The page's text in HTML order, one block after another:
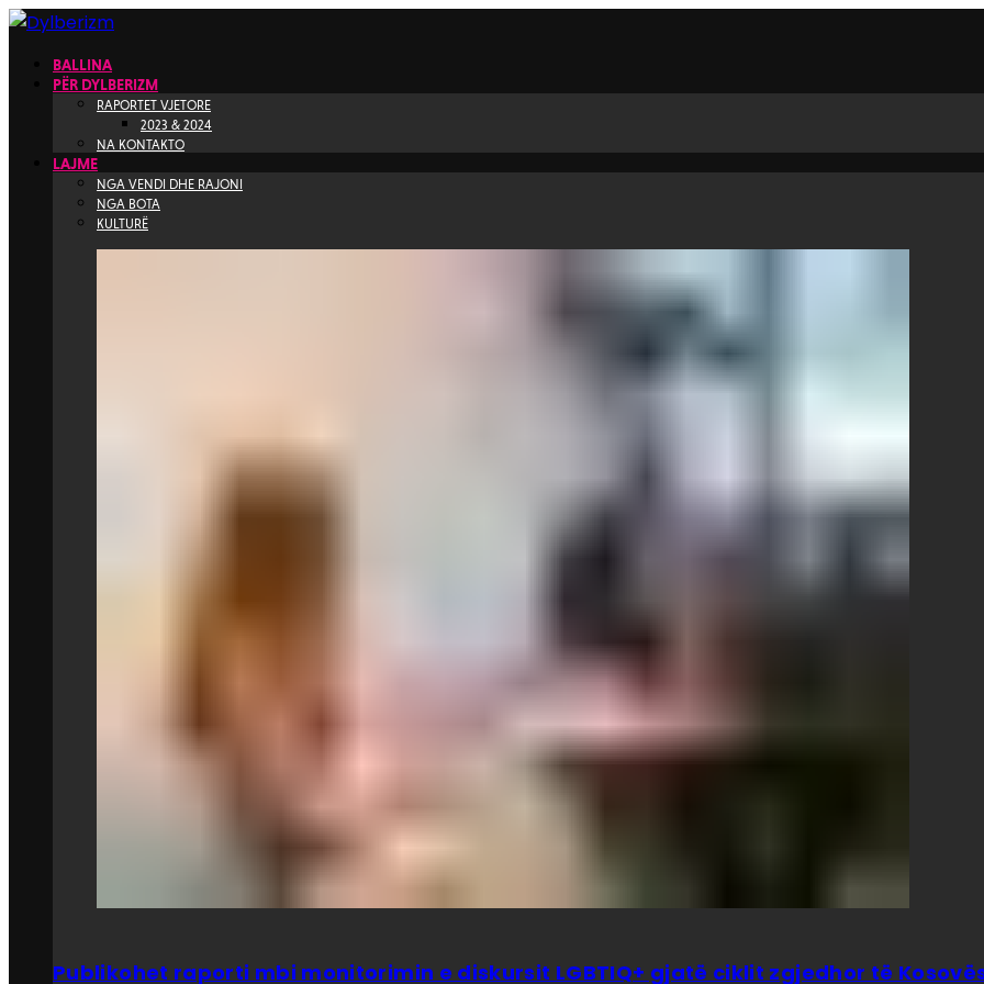
BALLINA
PËR DYLBERIZM
RAPORTET VJETORE
2023 & 2024
NA KONTAKTO
LAJME
NGA VENDI DHE RAJONI
NGA BOTA
KULTURË
Publikohet raporti mbi monitorimin e diskursit LGBTIQ+ gjatë ciklit zgjedhor të